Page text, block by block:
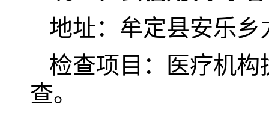
地址：牟定县安乐乡
检查项目：医疗机
查。